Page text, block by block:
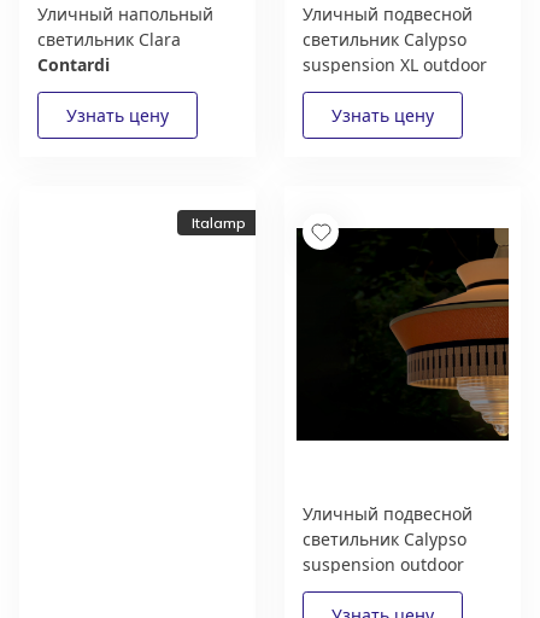
Уличный напольный
светильник Clara
Contardi
Уличный подвесной
светильник Calypso
suspension XL outdoor
Contardi
Italamp
Уличный подвесной
светильник Calypso
suspension outdoor
Contardi